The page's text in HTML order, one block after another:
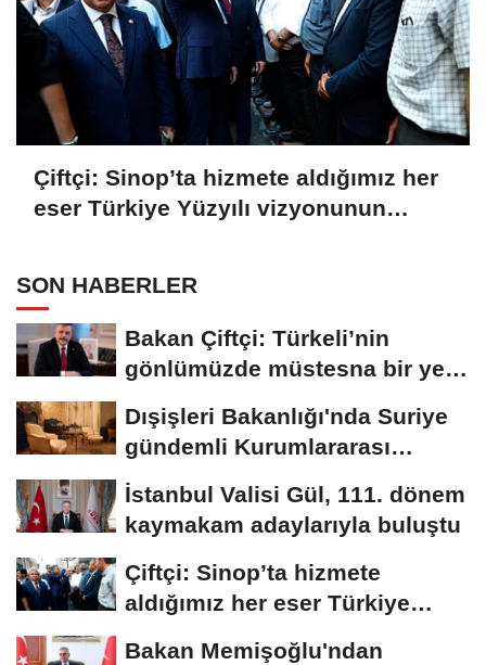
Çiftçi: Sinop’ta hizmete aldığımız her
eser Türkiye Yüzyılı vizyonunun
SON HABERLER
Bakan Çiftçi: Türkeli’nin
gönlümüzde müstesna bir yeri
Dışişleri Bakanlığı'nda Suriye
gündemli Kurumlararası
Eşgüdüm...
İstanbul Valisi Gül, 111. dönem
kaymakam adaylarıyla buluştu
Çiftçi: Sinop’ta hizmete
aldığımız her eser Türkiye
Bakan Memişoğlu'ndan